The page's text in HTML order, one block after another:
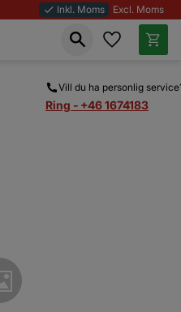
done Inkl. Moms Excl. Moms
Vill du ha personlig
Ring - +46 1674183
Favoriter